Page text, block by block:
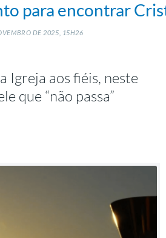
para encontrar
DE2025, 15H26
Igreja aos fiéis, neste
que “não passa”